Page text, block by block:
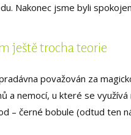
Nakonec jsme byli
ještě trocha teorie
považován za
a nemocí, u které se využívá
– černé bobule (odtud ten